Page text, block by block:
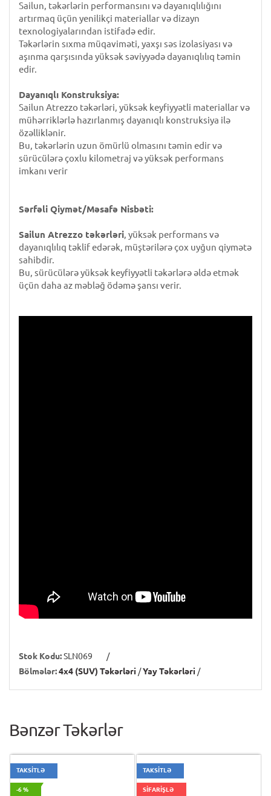
Sailun, təkərlərin performansını və dayanıqlılığını
artırmaq üçün yenilikçi materiallar və dizayn
texnologiyalarından istifadə edir.
Təkərlərin sıxma müqaviməti, yaxşı səs izolasiyası və
aşınma qarşısında yüksək səviyyədə dayanıqlılıq təmin
edir.
Dayanıqlı Konstruksiya:
Sailun Atrezzo təkərləri, yüksək keyfiyyətli materiallar və
mühərriklərlə hazırlanmış dayanıqlı konstruksiya ilə
özəlliklənir.
Bu, təkərlərin uzun ömürlü olmasını təmin edir və
sürücülərə çoxlu kilometraj və yüksək performans
imkanı verir
Sərfəli Qiymət/Məsafə Nisbəti:
Sailun Atrezzo təkərləri, yüksək performans və
dayanıqlılıq təklif edərək, müştərilərə çox uyğun qiymətə
sahibdir.
Bu, sürücülərə yüksək keyfiyyətli təkərlərə əldə etmək
üçün daha az məbləğ ödəmə şansı verir.
Stok Kodu:SLN069
/
Bölmələr:4x4 (SUV) Təkərləri /Yay Təkərləri /
Bənzər Təkərlər
TAKSİTLƏ
-6 %
TAKSİTLƏ
SİFARİŞLƏ